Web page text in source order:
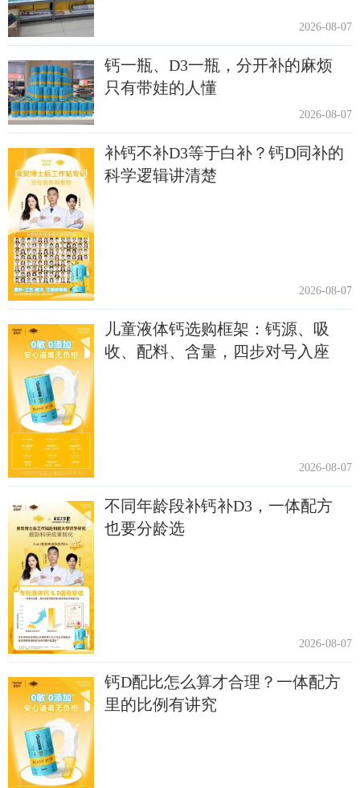
2026-08-07
钙一瓶、D3一瓶，分开补的麻烦
只有带娃的人懂
2026-08-07
补钙不补D3等于白补？钙D同补的
科学逻辑讲清楚
2026-08-07
儿童液体钙选购框架：钙源、吸
收、配料、含量，四步对号入座
2026-08-07
不同年龄段补钙补D3，一体配方
也要分龄选
2026-08-07
钙D配比怎么算才合理？一体配方
里的比例有讲究